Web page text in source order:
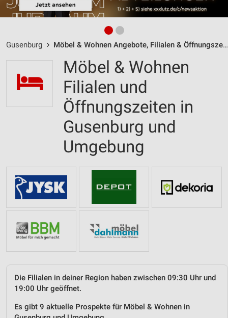
Gusenburg Möbel & Wohnen Angebote, Filialen & Öffnungszeiten
Möbel & Wohnen
Filialen und
Öffnungszeiten in
Gusenburg und
Umgebung
Die Filialen in deiner Region haben zwischen 09:30 Uhr und
19:00 Uhr geöffnet.
Es gibt 9 aktuelle Prospekte für Möbel & Wohnen in